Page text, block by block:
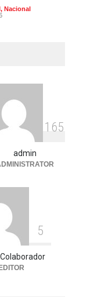
, Nacional
de la
Justicia
Nacional
logra un hito
11 preseas y
récord en Santo
1 65
admin
5
EDITOR